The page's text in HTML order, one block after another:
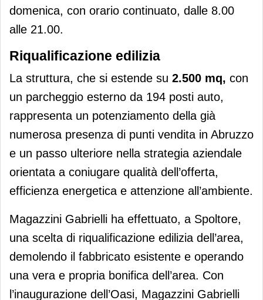
domenica, con orario continuato, dalle 8.00
alle 21.00.
Riqualificazione edilizia
La struttura, che si estende su 2.500 mq, con
un parcheggio esterno da 194 posti auto,
rappresenta un potenziamento della già
numerosa presenza di punti vendita in Abruzzo
e un passo ulteriore nella strategia aziendale
orientata a coniugare qualità dell’offerta,
efficienza energetica e attenzione all’ambiente.
Magazzini Gabrielli ha effettuato, a Spoltore,
una scelta di riqualificazione edilizia dell’area,
demolendo il fabbricato esistente e operando
una vera e propria bonifica dell’area. Con
l’inaugurazione dell’Oasi, Magazzini Gabrielli